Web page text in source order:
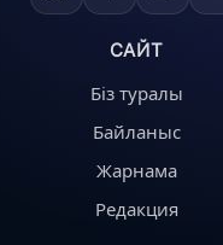
САЙТ
Біз туралы
Байланыс
Жарнама
Редакция